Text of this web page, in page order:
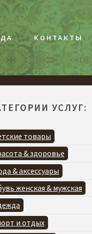
КОНТАКТЫ
УСЛУГ:
товары
& здоровье
& аксессуары
женская & мужская
и отдых